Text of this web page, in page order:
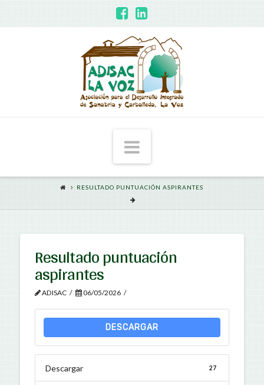
ADISAC
Voz Navigation
RESULTADO PUNTUACIÓN ASPIRANTES
Resultado puntuación
aspirantes
ADISAC 06/05/2026
DESCARGAR
Descargar 27